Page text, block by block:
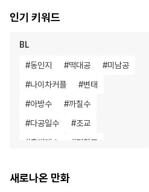
인기 키워드
BL
#동인지 #떡대공 #미남공
#나이차커플 #변태
#아방수 #까칠수
#다공일수 #조교
#츤데레수 #집착공
#절륜공 #짝사랑공
새로나온 만화